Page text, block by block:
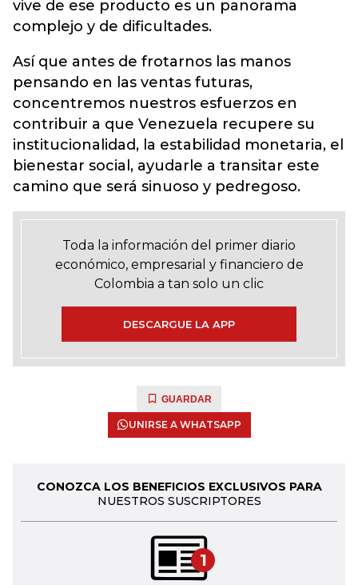
vive de ese producto es un panorama
complejo y de dificultades.
Así que antes de frotarnos las manos
pensando en las ventas futuras,
concentremos nuestros esfuerzos en
contribuir a que Venezuela recupere su
institucionalidad, la estabilidad monetaria, el
bienestar social, ayudarle a transitar este
camino que será sinuoso y pedregoso.
Toda la información del primer diario
económico, empresarial y financiero de
Colombia a tan solo un clic
DESCARGUE LA APP
GUARDAR
UNIRSE A WHATSAPP
CONOZCA LOS BENEFICIOS EXCLUSIVOS PARA
NUESTROS SUSCRIPTORES
1